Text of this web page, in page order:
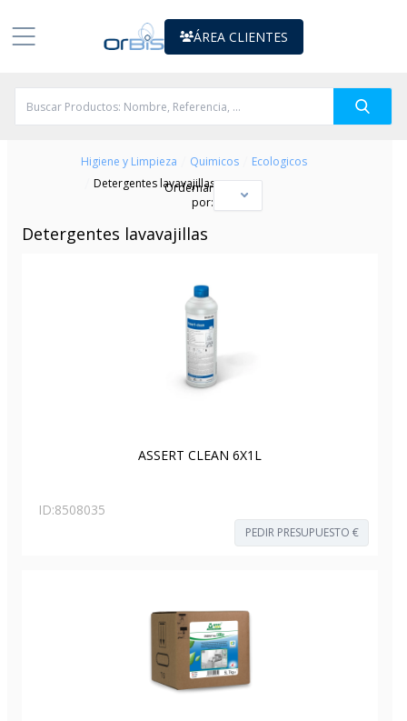
ÁREA CLIENTES
Higiene y Limpieza Quimicos Ecologicos
Detergentes lavavajillas
Ordernar
por:
Detergentes lavavajillas
ASSERT CLEAN 6X1L
ID:8508035
PEDIR PRESUPUESTO €